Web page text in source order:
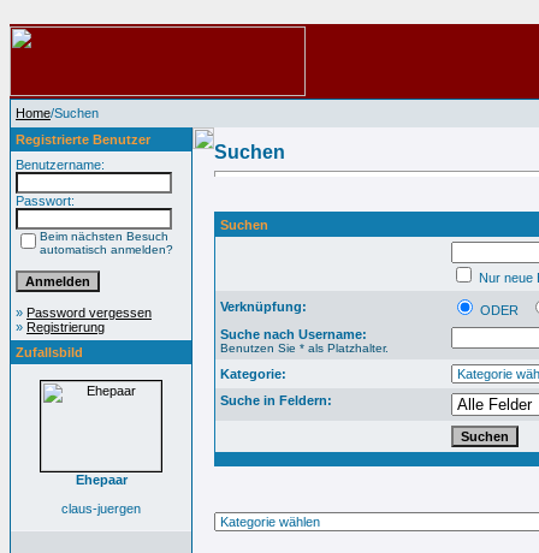
Home/Suchen
Registrierte Benutzer
Benutzername:
Passwort:
Beim nächsten Besuch
automatisch anmelden?
» Password vergessen
» Registrierung
Zufallsbild
Ehepaar
claus-juergen
Suchen
Suchen
Nur neue
Verknüpfung:
ODER
Suche nach Username:
Benutzen Sie * als Platzhalter.
Kategorie:
Suche in Feldern: